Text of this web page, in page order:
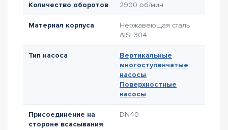
Количество оборотов 2900 об/мин
Материал корпуса
Нержавеющая сталь
AISI 304
Тип насоса
Вертикальные
многоступенчатые
насосы,
Поверхностные
насосы
Присоединение на
стороне всасывания
DN40